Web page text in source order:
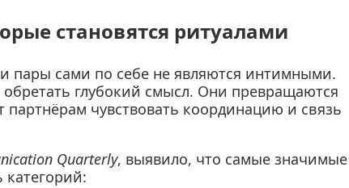
становятся ритуалами
сами по себе не являются интимными.
глубокий смысл. Они превращаются
чувствовать координацию и связь
Quarterly, выявило, что самые значимые
категорий: